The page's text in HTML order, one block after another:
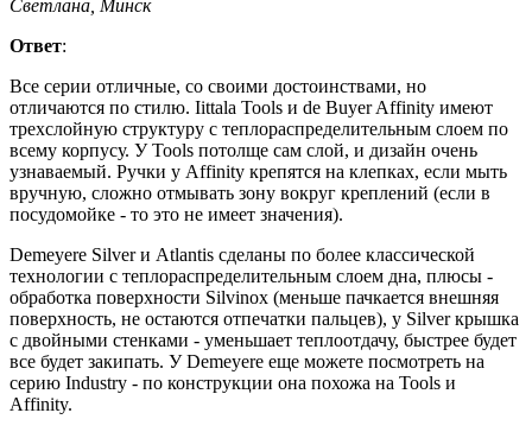
Светлана, Минск
Ответ:
Все серии отличные, со своими достоинствами, но
отличаются по стилю. Iittala Tools и de Buyer Affinity имеют
трехслойную структуру с теплораспределительным слоем по
всему корпусу. У Tools потолще сам слой, и дизайн очень
узнаваемый. Ручки у Affinity крепятся на клепках, если мыть
вручную, сложно отмывать зону вокруг креплений (если в
посудомойке - то это не имеет значения).
Demeyere Silver и Atlantis сделаны по более классической
технологии с теплораспределительным слоем дна, плюсы -
обработка поверхности Silvinox (меньше пачкается внешняя
поверхность, не остаются отпечатки пальцев), у Silver крышка
с двойными стенками - уменьшает теплоотдачу, быстрее будет
все будет закипать. У Demeyere еще можете посмотреть на
серию Industry - по конструкции она похожа на Tools и
Affinity.